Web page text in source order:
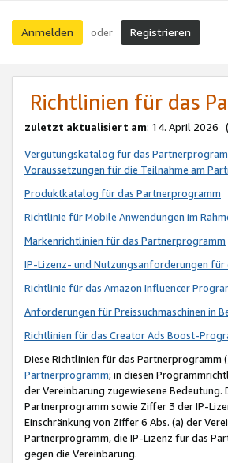
Anmelden oder Registrieren
Richtlinien für das
zuletzt aktualisiert am: 14. April 2026
Vergütungskatalog für das
Voraussetzungen für die Teilnahme am
Produktkatalog für das Partnerprogramm
Richtlinie für Mobile Anwendungen im
Markenrichtlinien für das Partnerprogramm
IP-Lizenz- und Nutzungsanforderungen
Richtlinie für das Amazon Influencer
Anforderungen für Preissuchmaschinen in
Richtlinien für das Creator Ads Boost-
Diese Richtlinien für das Partnerprogramm
Partnerprogramm; in diesen
der Vereinbarung zugewiesene
Partnerprogramm sowie Ziffer 3 der IP-
Einschränkung von Ziffer 6 Abs. (a) der
Partnerprogramm, die IP-Lizenz für das
gegen die Vereinbarung.